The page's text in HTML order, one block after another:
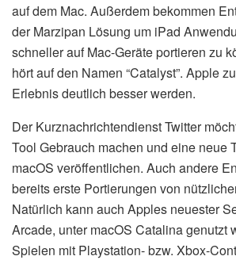
auf dem Mac. Außerdem bekommen
der Marzipan Lösung um iPad
schneller auf Mac-Geräte portieren zu
hört auf den Namen “Catalyst”. Apple
Erlebnis deutlich besser werden.
Der Kurznachrichtendienst Twitter
Tool Gebrauch machen und eine neue
macOS veröffentlichen. Auch andere
bereits erste Portierungen von
Natürlich kann auch Apples neuester
Arcade, unter macOS Catalina genutzt
Spielen mit Playstation- bzw. Xbox-